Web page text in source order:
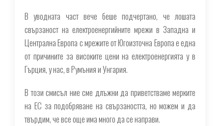
В уводната част вече беше подчертано, че лошата
свързаност на електроенергийните мрежи в Западна и
Централна Европа с мрежите от Югоизточна Европа е една
от причините за високите цени на електроенергията у в
Гърция, у нас, в Румъния и Унгария.
В този смисъл ние сме длъжни да приветстваме мерките
на ЕС за подобряване на свързаността, но можем и да
твърдим, че все още има много да се направи.